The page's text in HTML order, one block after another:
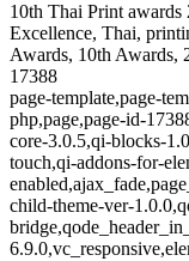
10th Thai Print awards
Excellence, Thai,
Awards, 10th Awards,
17388
page-template,page-
php,page,page-id-
core-3.0.5,qi-blocks-
touch,qi-addons-for-
child-theme-ver-